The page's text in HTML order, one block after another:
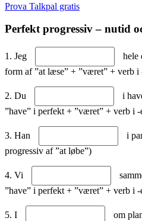
Prova Talkpal gratis
Perfekt progressiv – nutid
1. Jeg
hele
form af ”at læse” + ”været” + verb i
2. Du
i
”have” i perfekt + ”været” + verb i
3. Han
i
progressiv af ”at løbe”)
4. Vi
”have” i perfekt + ”været” + verb i
5. I
om